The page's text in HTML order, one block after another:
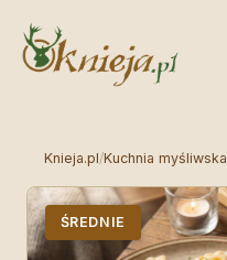
Knieja.pl/Kuchnia myśliwska
ŚREDNIE